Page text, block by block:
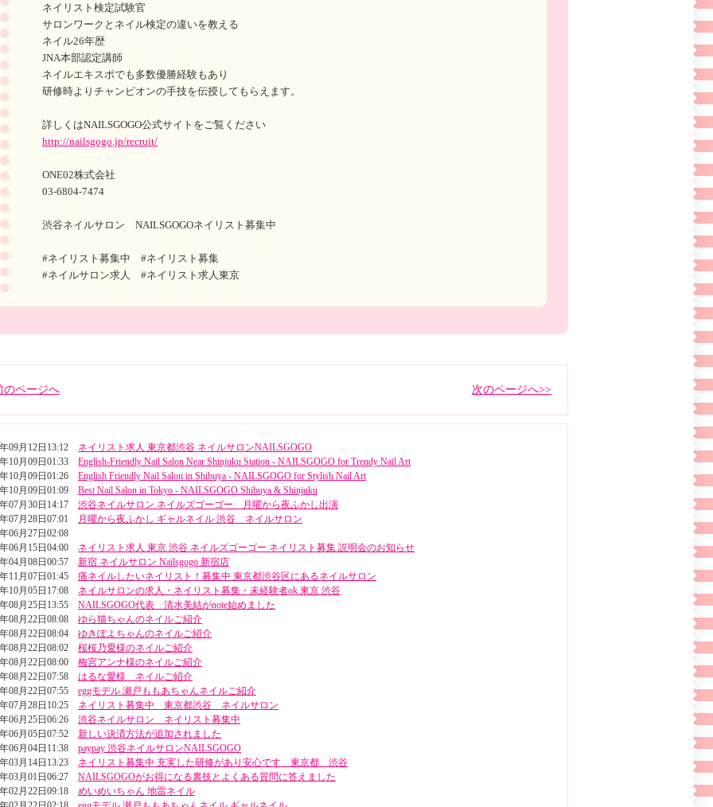
ネイリスト検定試験官
サロンワークとネイル検定の違いを教える
ネイル26年歴
JNA本部認定講師
ネイルエキスポでも多数優勝経験もあり
研修時よりチャンピオンの手技を伝授してもらえます。
詳しくはNAILSGOGO公式サイトをご覧ください
http://nailsgogo.jp/recruit/
ONE02株式会社
03-6804-7474
渋谷ネイルサロン NAILSGOGOネイリスト募集中
#ネイリスト募集中 #ネイリスト募集
#ネイルサロン求人 #ネイリスト求人東京
のページへ 次のページへ>>
09月12日13:12 ネイリスト求人 東京都渋谷 ネイルサロンNAILSGOGO
10月09日01:33 English-Friendly Nail Salon Near Shinjuku Station - NAILSGOGO for Trendy Nail Art
10月09日01:26 English Friendly Nail Salon in Shibuya - NAILSGOGO for Stylish Nail Art
10月09日01:09 Best Nail Salon in Tokyo - NAILSGOGO Shibuya & Shinjuku
07月30日14:17 渋谷ネイルサロン ネイルズゴーゴー 月曜から夜ふかし出演
07月28日07:01
月曜から夜ふかし ギャルネイル 渋谷 ネイルサロン
06月27日02:08
06月15日04:00 ネイリスト求人 東京 渋谷 ネイルズゴーゴー ネイリスト募集 説明会のお知らせ
04月08日00:57 新宿 ネイルサロン Nailsgogo 新宿店
11月07日01:45 痛ネイルしたいネイリスト！募集中 東京都渋谷区にあるネイルサロン
10月05日17:08 ネイルサロンの求人・ネイリスト募集・未経験者ok 東京 渋谷
08月25日13:55 NAILSGOGO代表 清水美結がnote始めました
08月22日08:08 ゆら猫ちゃんのネイルご紹介
08月22日08:04 ゆきぽよちゃんのネイルご紹介
08月22日08:02 桜桜乃愛様のネイルご紹介
08月22日08:00 梅宮アンナ様のネイルご紹介
08月22日07:58 はるな愛様 ネイルご紹介
08月22日07:55 eggモデル 瀬戸ももあちゃんネイルご紹介
07月28日10:25 ネイリスト募集中 東京都渋谷 ネイルサロン
06月25日06:26 渋谷ネイルサロン ネイリスト募集中
06月05日07:52 新しい決済方法が追加されました
06月04日11:38 paypay 渋谷ネイルサロンNAILSGOGO
03月14日13:23 ネイリスト募集中 充実した研修があり安心です 東京都 渋谷
03月01日06:27 NAILSGOGOがお得になる裏技とよくある質問に答えました
02月22日09:18 めいめいちゃん 地雷ネイル